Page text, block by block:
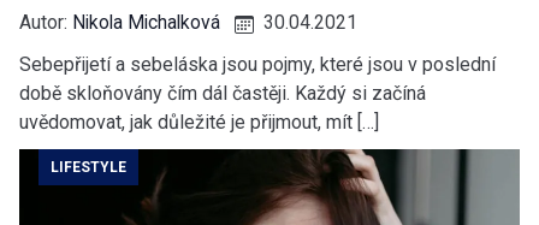
Autor: Nikola Michalková
30.04.2021
Sebepřijetí a sebeláska jsou pojmy, které jsou v poslední
době skloňovány čím dál častěji. Každý si začíná
uvědomovat, jak důležité je přijmout, mít […]
LIFESTYLE